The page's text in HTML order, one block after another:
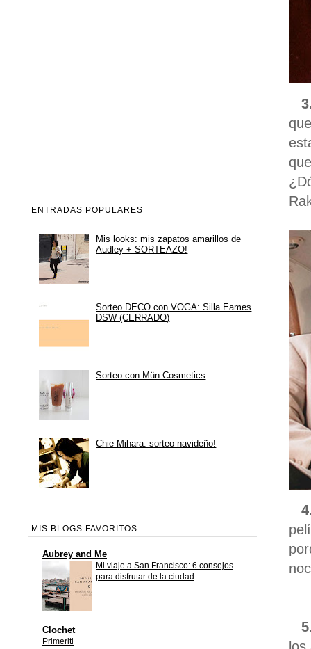
ENTRADAS POPULARES
Mis looks: mis zapatos amarillos de
Audley + SORTEAZO!
Sorteo DECO con VOGA: Silla Eames
DSW (CERRADO)
Sorteo con Mün Cosmetics
Chie Mihara: sorteo navideño!
MIS BLOGS FAVORITOS
Aubrey and Me
Mi viaje a San Francisco: 6 consejos
para disfrutar de la ciudad
Clochet
Primeriti